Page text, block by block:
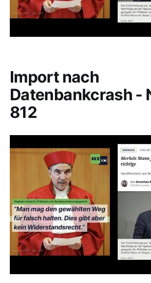
Import nach
Datenbankcrash -
812